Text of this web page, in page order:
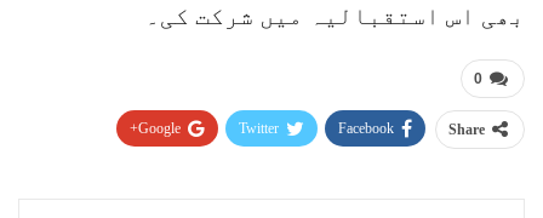
بھی اس استقبالیہ میں شرکت کی۔
0
Share
Facebook
Twitter
Google+